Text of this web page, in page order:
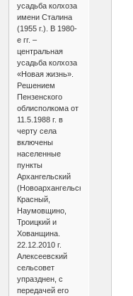
усадьба колхоза
имени Сталина
(1955 г.). В 1980-
е гг. –
центральная
усадьба колхоза
«Новая жизнь».
Решением
Пензенского
облисполкома от
11.5.1988 г. в
черту села
включены
населенные
пункты
Архангельский
(Новоархангельский),
Красный,
Наумовщино,
Троицкий и
Хованщина.
22.12.2010 г.
Алексеевский
сельсовет
упразднен, с
передачей его